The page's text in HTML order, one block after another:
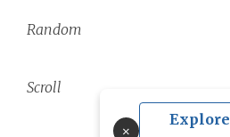
Random
×
Explore
Scroll